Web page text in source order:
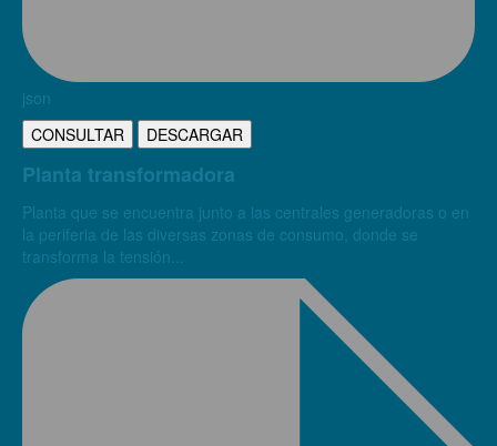
json
CONSULTAR
DESCARGAR
Planta transformadora
Planta que se encuentra junto a las centrales generadoras o en
la periferia de las diversas zonas de consumo, donde se
transforma la tensión...